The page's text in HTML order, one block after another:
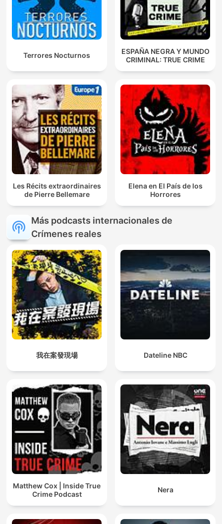
Terrores Nocturnos
ESPAÑA NEGRA Y MUNDO
CRIMINAL: TRUE CRIME
Les Récits extraordinaires
de Pierre Bellemare
Elena en El País de los
Horrores
Más podcasts internacionales de
Crímenes reales
我在案發現場 Dateline NBC
Matthew Cox | Inside True
Crime Podcast
Nera